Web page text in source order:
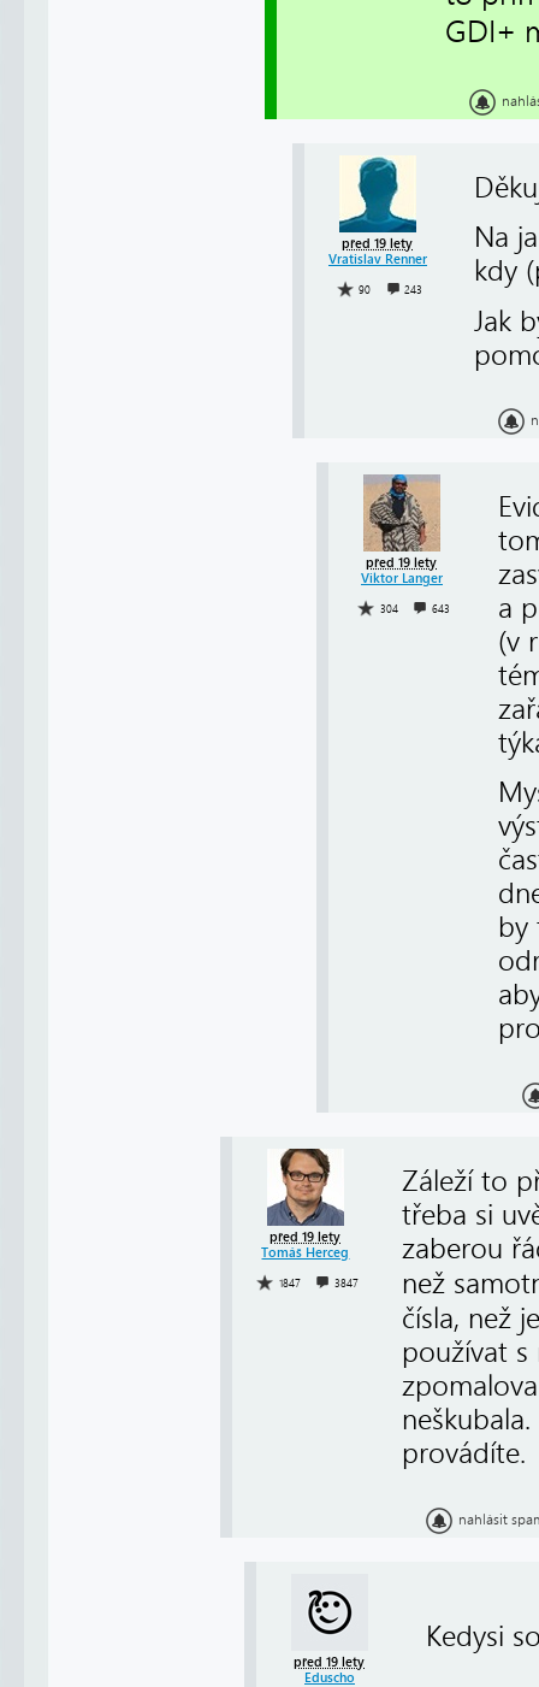
GDI+
před 19 lety
Vratislav Renner
90 243
Na
kdy
Jak
před 19 lety
Viktor Langer
304 643
a
(v
by
před 19 lety
Tomáš Herceg
1847 3847
Záleží to
třeba si
zaberou
než
čísla, než
používat s
provádíte.
nahlásit
před 19 lety
Eduscho
Kedysi